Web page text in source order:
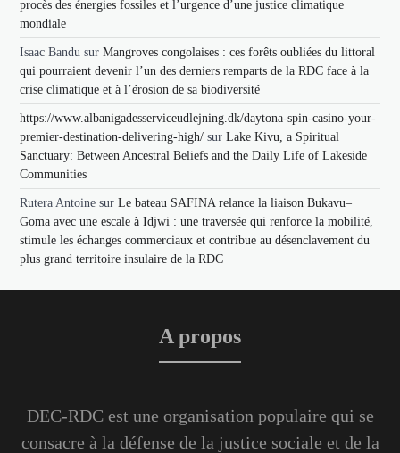
procès des énergies fossiles et l’urgence d’une justice climatique
mondiale
Isaac Bandu surMangroves congolaises : ces forêts oubliées du littoral
qui pourraient devenir l’un des derniers remparts de la RDC face à la
crise climatique et à l’érosion de sa biodiversité
https://www.albanigadesserviceudlejning.dk/daytona-spin-casino-your-
premier-destination-delivering-high/ surLake Kivu, a Spiritual
Sanctuary: Between Ancestral Beliefs and the Daily Life of Lakeside
Communities
Rutera Antoine surLe bateau SAFINA relance la liaison Bukavu–
Goma avec une escale à Idjwi : une traversée qui renforce la mobilité,
stimule les échanges commerciaux et contribue au désenclavement du
plus grand territoire insulaire de la RDC
A propos
DEC-RDC est une organisation populaire qui se
consacre à la défense de la justice sociale et de la